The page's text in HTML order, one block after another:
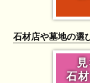
石材店や墓地の選
石